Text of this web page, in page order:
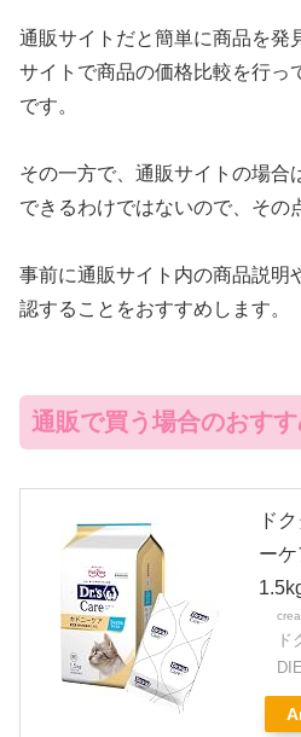
通販サイトだと簡単に商品を発
サイトで商品の価格比較を行っ
です。
その一方で、通販サイトの場合
できるわけではないので、その
事前に通販サイト内の商品説明
認することをおすすめします。
通販で買う場合のおす
ド
ー
ド